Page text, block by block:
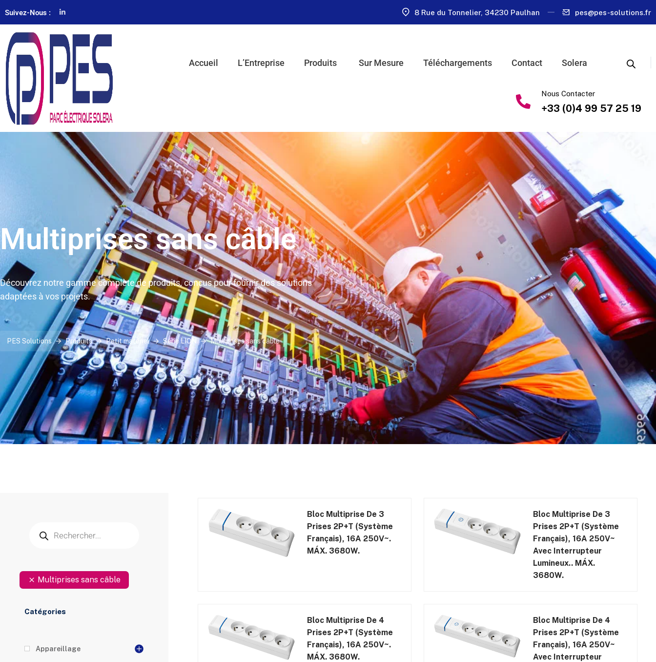
Suivez-Nous : 8 Rue du Tonnelier, 34230 Paulhan pes@pes-solutions.fr
Accueil L’Entreprise Produits Sur Mesure Téléchargements Contact Solera
Nous Contacter
+33 (0)4 99 57 25 19
Multiprises sans câble
Découvrez notre gamme complète de produits, conçus pour fournir des solutions
adaptées à vos projets.
PES Solutions Produits Petit matériel Série LION Multiprises sans câble
Multiprises sans câble
Catégories
Appareillage
Bloc Multiprise De 3
Prises 2P+T (système
Français), 16A 250V~.
MÁX. 3680W.
Bloc Multiprise De 3
Prises 2P+T (système
Français), 16A 250V~
Avec Interrupteur
Lumineux.. MÁX.
3680W.
Bloc Multiprise De 4
Prises 2P+T (système
Français), 16A 250V~.
MÁX. 3680W.
Bloc Multiprise De 4
Prises 2P+T (système
Français), 16A 250V~
Avec Interrupteur